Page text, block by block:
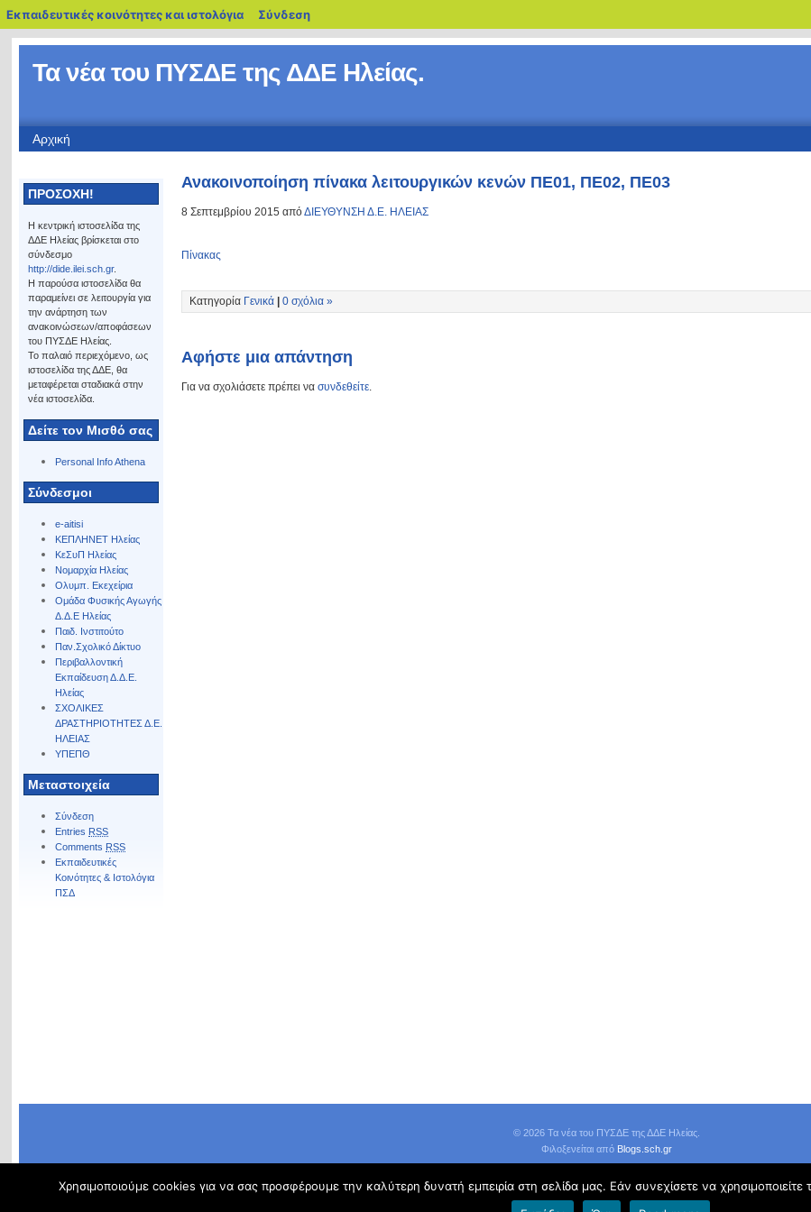
Εκπαιδευτικές κοινότητες και ιστολόγια blogs.sch.gr
Σύνδεση
Τα νέα του ΠΥΣΔΕ της ΔΔΕ Ηλείας.
Αρχική
ΠΡΟΣΟΧΗ!
Η κεντρική ιστοσελίδα της
ΔΔΕ Ηλείας βρίσκεται στο
σύνδεσμο
http://dide.ilei.sch.gr.
Η παρούσα ιστοσελίδα θα
παραμείνει σε λειτουργία για
την ανάρτηση των
ανακοινώσεων/αποφάσεων
του ΠΥΣΔΕ Ηλείας.
Το παλαιό περιεχόμενο, ως
ιστοσελίδα της ΔΔΕ, θα
μεταφέρεται σταδιακά στην
νέα ιστοσελίδα.
Δείτε τον Μισθό σας
Personal Info Athena
Σύνδεσμοι
e-aitisi
ΚΕΠΛΗΝΕΤ Ηλείας
ΚεΣυΠ Ηλείας
Νομαρχία Ηλείας
Ολυμπ. Εκεχείρια
Ομάδα Φυσικής Αγωγής
Δ.Δ.Ε Ηλείας
Παιδ. Ινστιτούτο
Παν.Σχολικό Δίκτυο
Περιβαλλοντική
Εκπαίδευση Δ.Δ.Ε.
Ηλείας
ΣΧΟΛΙΚΕΣ
ΔΡΑΣΤΗΡΙΟΤΗΤΕΣ Δ.Ε.
ΗΛΕΙΑΣ
ΥΠΕΠΘ
Μεταστοιχεία
Σύνδεση
Entries RSS
Comments RSS
Εκπαιδευτικές
Κοινότητες & Ιστολόγια
ΠΣΔ
Ανακοινοποίηση πίνακα λειτουργικών κενών ΠΕ01, ΠΕ02, ΠΕ03
8 Σεπτεμβρίου 2015 απόΔΙΕΥΘΥΝΣΗ Δ.Ε. ΗΛΕΙΑΣ
Πίνακας
Κατηγορία Γενικά 0 σχόλια »
Αφήστε μια απάντηση
Για να σχολιάσετε πρέπει νασυνδεθείτε.
© 2026 Τα νέα του ΠΥΣΔΕ της ΔΔΕ Ηλείας.
Φιλοξενείται από Blogs.sch.gr
Όροι χρήσης blogs.sch.gr| Δήλωση προσβασιμότητας
Χρησιμοποιούμε cookies για να σας προσφέρουμε την καλύτερη δυνατή εμπειρία στη σελίδα μας. Εάν συνεχίσετε να